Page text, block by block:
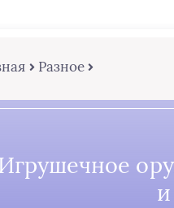
Разное